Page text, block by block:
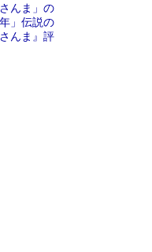
んま」の
」伝説の
んま』評